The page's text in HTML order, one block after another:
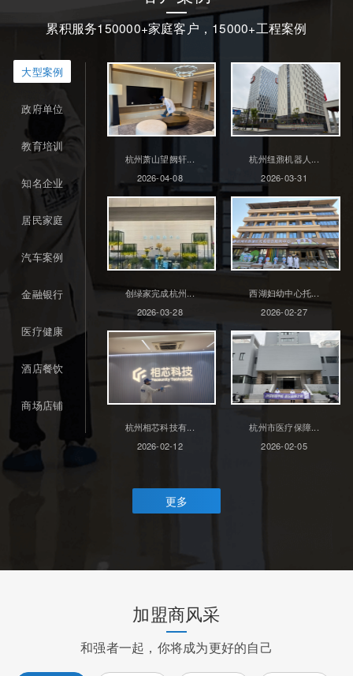
累积服务150000+家庭客户，15000+工程案例
大型案例
政府单位
教育培训
知名企业
居民家庭
汽车案例
金融银行
医疗健康
酒店餐饮
商场店铺
杭州萧山望阙轩...
2026-04-08
杭州纽鼐机器人...
2026-03-31
创绿家完成杭州...
2026-03-28
西湖妇幼中心托...
2026-02-27
杭州相芯科技有...
2026-02-12
杭州市医疗保障...
2026-02-05
更多
加盟商风采
和强者一起，你将成为更好的自己